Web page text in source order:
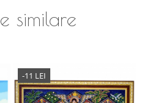
similare
-11 LEI